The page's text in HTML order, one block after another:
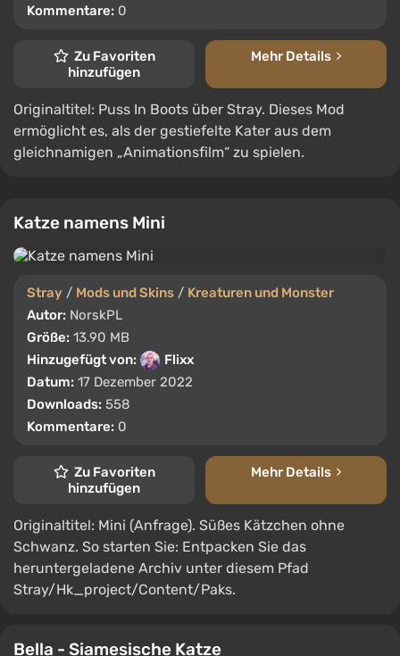
Kommentare: 0
Zu Favoriten
hinzufügen
Mehr Details
Originaltitel: Puss In Boots über Stray. Dieses Mod
ermöglicht es, als der gestiefelte Kater aus dem
gleichnamigen „Animationsfilm“ zu spielen.
Katze namens Mini
Stray / Mods und Skins / Kreaturen und Monster
Autor: NorskPL
Größe: 13.90 MB
Hinzugefügt von:
Flixx
Datum: 17 Dezember 2022
Downloads: 558
Kommentare: 0
Zu Favoriten
hinzufügen
Mehr Details
Originaltitel: Mini (Anfrage). Süßes Kätzchen ohne
Schwanz. So starten Sie: Entpacken Sie das
heruntergeladene Archiv unter diesem Pfad
Stray/Hk_project/Content/Paks.
Bella - Siamesische Katze